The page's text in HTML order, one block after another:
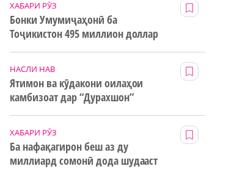
ХАБАРИ РӮЗ
Бонки Умумиҷаҳонӣ ба
Тоҷикистон 495 миллион доллар
НАСЛИ НАВ
Ятимон ва кӯдакони оилаҳои
камбизоат дар “Дурахшон”
ХАБАРИ РӮЗ
Ба нафақагирон беш аз ду
миллиард сомонӣ дода шудааст